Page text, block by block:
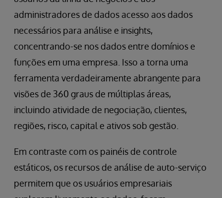
administradores de dados acesso aos dados
necessários para análise e insights,
concentrando-se nos dados entre domínios e
funções em uma empresa. Isso a torna uma
ferramenta verdadeiramente abrangente para
visões de 360 graus de múltiplas áreas,
incluindo atividade de negociação, clientes,
regiões, risco, capital e ativos sob gestão.
Em contraste com os painéis de controle
estáticos, os recursos de análise de auto-serviço
permitem que os usuários empresariais